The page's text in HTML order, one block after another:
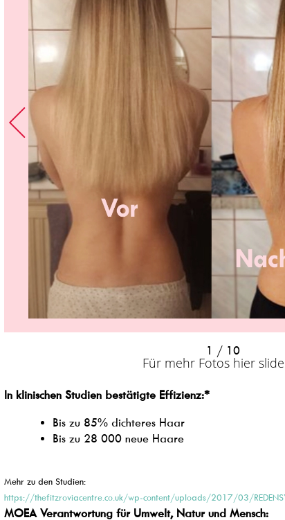
1 / 10
Für mehr Fotos hier
In klinischen Studien bestätigte Effizienz:*
Bis zu 85% dichteres Haar
Bis zu 28 000 neue Haare
Mehr zu den Studien:
https://thefitzroviacentre.co.uk/wp-content/uploads/2017/03/
MOEA Verantwortung für Umwelt, Natur und Mensch: